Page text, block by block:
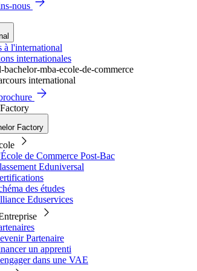
nous
à l'international
internationales
international
Factory
de Commerce Post-Bac
Eduniversal
des études
Eduservices
Partenaire
un apprenti
dans une VAE